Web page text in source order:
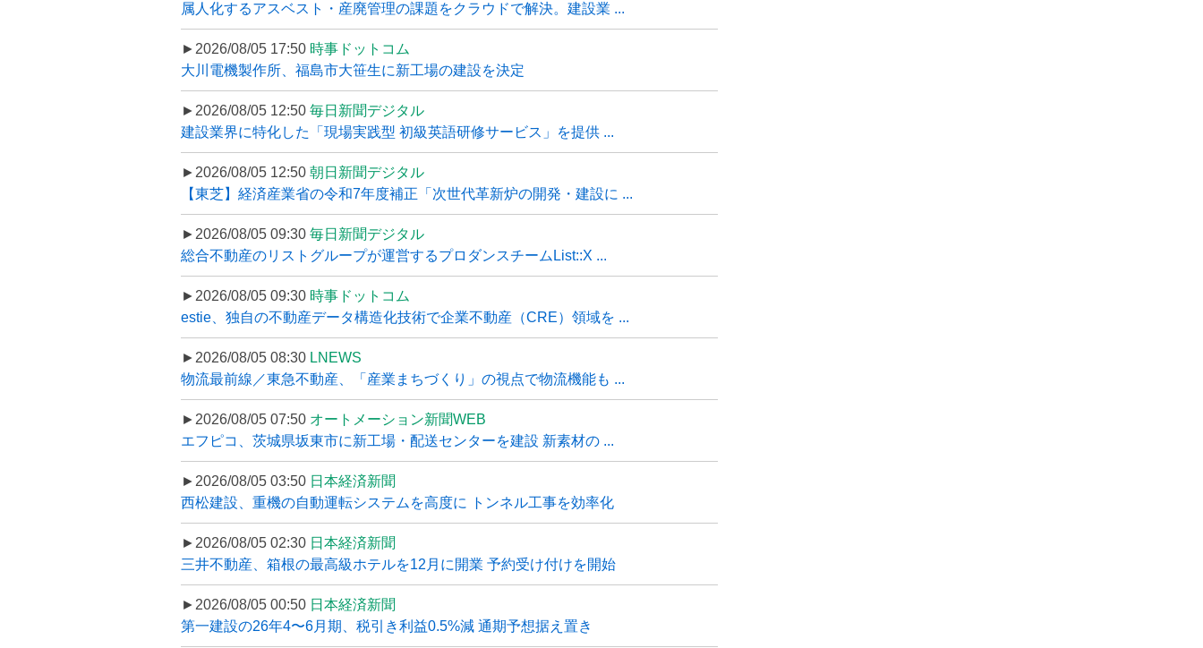
属人化するアスベスト・産廃管理の課題をクラウドで解決。建設業 ...
►2026/08/05 17:50 時事ドットコム
大川電機製作所、福島市大笹生に新工場の建設を決定
►2026/08/05 12:50 毎日新聞デジタル
建設業界に特化した「現場実践型 初級英語研修サービス」を提供 ...
►2026/08/05 12:50 朝日新聞デジタル
【東芝】経済産業省の令和7年度補正「次世代革新炉の開発・建設に ...
►2026/08/05 09:30 毎日新聞デジタル
総合不動産のリストグループが運営するプロダンスチームList::X ...
►2026/08/05 09:30 時事ドットコム
estie、独自の不動産データ構造化技術で企業不動産（CRE）領域を ...
►2026/08/05 08:30 LNEWS
物流最前線／東急不動産、「産業まちづくり」の視点で物流機能も ...
►2026/08/05 07:50 オートメーション新聞WEB
エフピコ、茨城県坂東市に新工場・配送センターを建設 新素材の ...
►2026/08/05 03:50 日本経済新聞
西松建設、重機の自動運転システムを高度に トンネル工事を効率化
►2026/08/05 02:30 日本経済新聞
三井不動産、箱根の最高級ホテルを12月に開業 予約受け付けを開始
►2026/08/05 00:50 日本経済新聞
第一建設の26年4〜6月期、税引き利益0.5%減 通期予想据え置き